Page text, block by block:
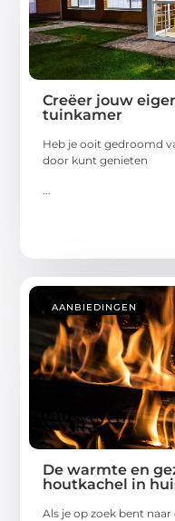
Creëer jouw
tuinkamer
Heb je ooit gedroomd
door kunt genieten
AANBIEDINGEN
De warmte en
houtkachel in
Als je op zoek bent